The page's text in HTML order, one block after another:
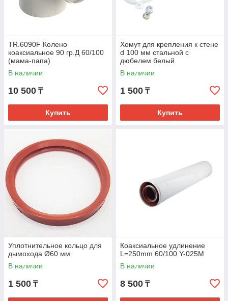
TR.6090F Колено
коаксиальное 90 гр.Д 60/100
(мама-папа)
В наличии
10 500 ₸
Купить
Хомут для крепления к стене
d 100 мм стальной с
дюбелем белый
В наличии
1 500 ₸
Купить
Уплотнительное кольцо для
дымохода Ø60 мм
В наличии
1 500 ₸
Коаксиальное удлинение
L=250mm 60/100 Y-025M
В наличии
8 500 ₸